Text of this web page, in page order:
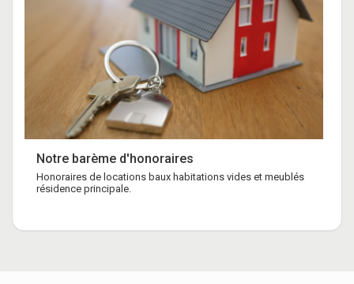
Notre barème d'honoraires
Honoraires de locations baux habitations vides et meublés
résidence principale.